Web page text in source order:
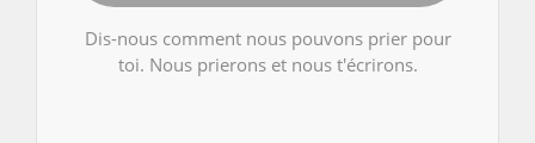
Dis-nous comment nous pouvons prier pour
toi. Nous prierons et nous t'écrirons.